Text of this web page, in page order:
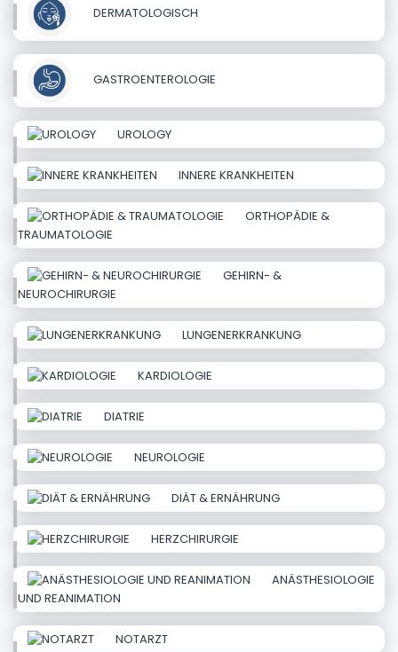
DERMATOLOGISCH
GASTROENTEROLOGIE
UROLOGY
INNERE KRANKHEITEN
ORTHOPÄDIE &
TRAUMATOLOGIE
GEHIRN- &
NEUROCHIRURGIE
LUNGENERKRANKUNG
KARDIOLOGIE
DIATRIE
NEUROLOGIE
DIÄT & ERNÄHRUNG
HERZCHIRURGIE
ANÄSTHESIOLOGIE
UND REANIMATION
NOTARZT